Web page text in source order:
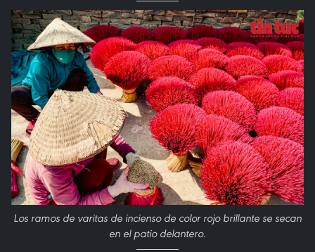
Los ramos de varitas de incienso de color rojo brillante se secan
en el patio delantero.